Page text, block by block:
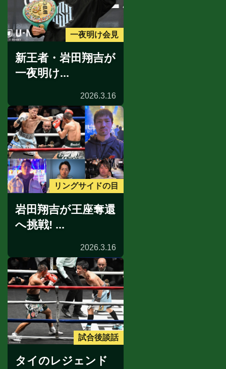
一夜明け会見
新王者・岩田翔吉が
一夜明け...
2026.3.16
リングサイドの目
岩田翔吉が王座奪還
へ挑戦! ...
2026.3.16
試合後談話
タイのレジェンド